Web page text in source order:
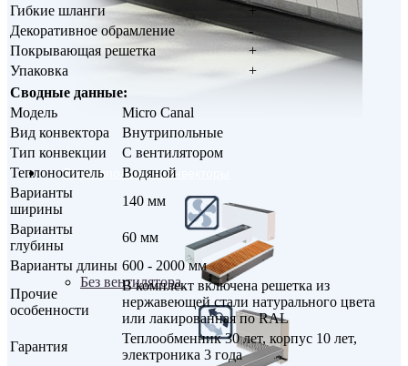
Внутрипольные конвекторы
Без вентилятора
Гибкие шланги
+
Декоративное обрамление
-
Покрывающая решетка
+
Упаковка
+
Сводные данные:
Модель
Micro Canal
Вид конвектора
Внутрипольные
Тип конвекции
С вентилятором
Теплоноситель
Водяной
Варианты
ширины
140 мм
Варианты
глубины
60 мм
Варианты длины 600 - 2000 мм
Прочие
особенности
В комплект включена решетка из
нержавеющей стали натурального цвета
или лакированная по RAL
Гарантия
Теплообменник 30 лет, корпус 10 лет,
электроника 3 года